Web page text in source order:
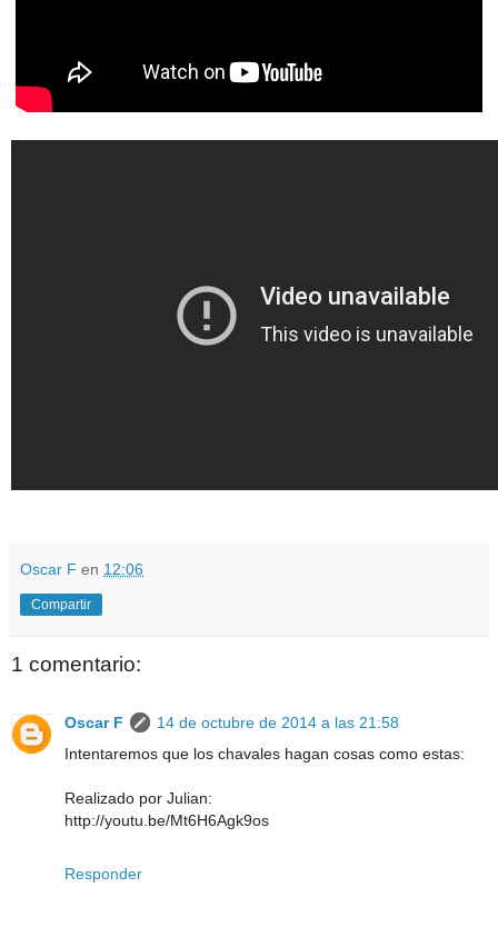
Oscar F en 12:06
Compartir
1 comentario:
Oscar F
14 de octubre de 2014 a las 21:58
Intentaremos que los chavales hagan cosas como estas:
Realizado por Julian:
http://youtu.be/Mt6H6Agk9os
Responder